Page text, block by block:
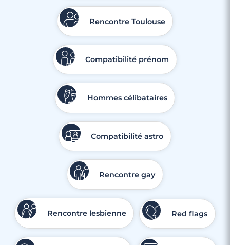
Rencontre Toulouse
Compatibilité prénom
Hommes célibataires
Compatibilité astro
Rencontre gay
Rencontre lesbienne Red flags